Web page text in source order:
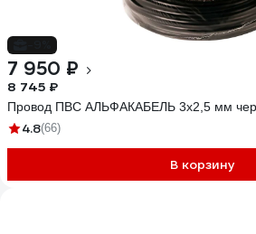
7 950 ₽
8 745 ₽
Провод ПВС АЛЬФАКАБЕЛЬ 3х2,5 мм
4.8(66)
В корзину